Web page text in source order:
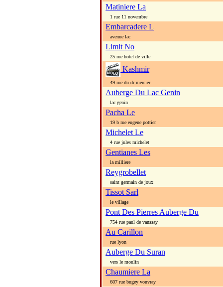
Matiniere La
1 rue 11 novembre
Embarcadere L
avenue lac
Limit No
25 rue hotel de ville
Kashmir
49 rue du dr mercier
Auberge Du Lac Genin
lac genin
Pacha Le
19 b rue eugene pottier
Michelet Le
4 rue jules michelet
Gentianes Les
la milliere
Reygrobellet
saint germain de joux
Tissot Sarl
le village
Pont Des Pierres Auberge Du
754 rue paul de vanssay
Au Carillon
rue lyon
Auberge Du Suran
vers le moulin
Chaumiere La
607 rue bugey vouvray